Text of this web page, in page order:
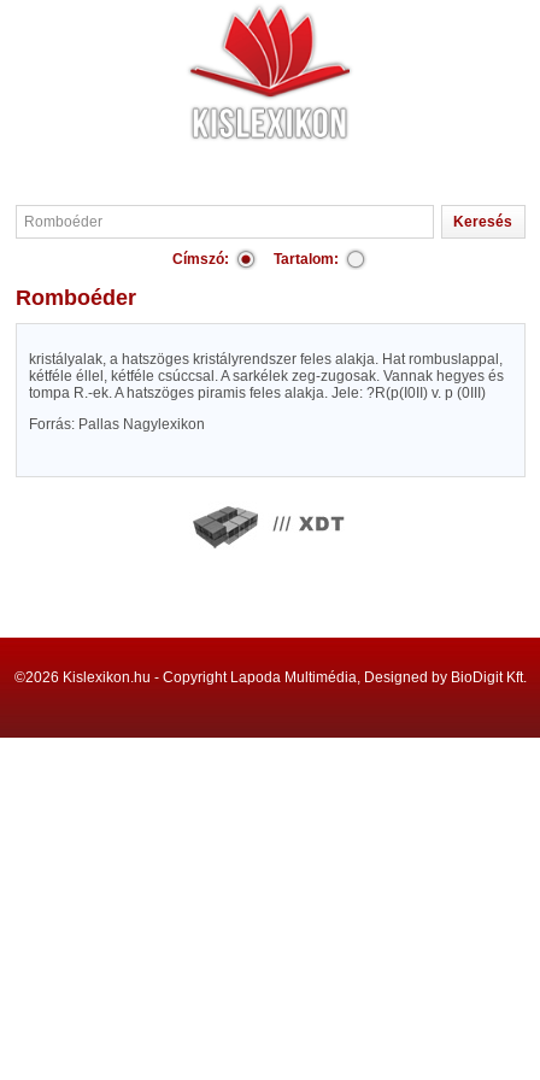
Címszó: Tartalom:
Romboéder
kristályalak, a hatszöges kristályrendszer feles alakja. Hat rombuslappal,
kétféle éllel, kétféle csúccsal. A sarkélek zeg-zugosak. Vannak hegyes és
tompa R.-ek. A hatszöges piramis feles alakja. Jele: ?R(p(I0II) v. p(0III)
Forrás: Pallas Nagylexikon
©2026 Kislexikon.hu - Copyright Lapoda Multimédia, Designed by BioDigit Kft.